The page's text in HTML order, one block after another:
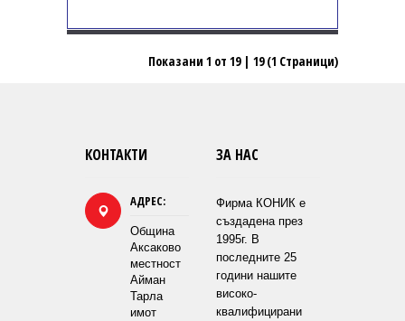
Показани 1 от 19 | 19 (1 Страници)
КОНТАКТИ
АДРЕС:
Община
Аксаково
местност
Айман
Тарла
имот
ЗА НАС
Фирма КОНИК е
създадена през
1995г. В
последните 25
години нашите
високо-
квалифицирани